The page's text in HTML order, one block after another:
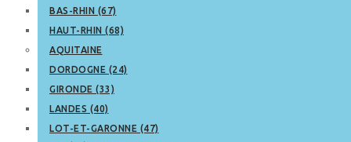
BAS-RHIN (67)
HAUT-RHIN (68)
AQUITAINE
DORDOGNE (24)
GIRONDE (33)
LANDES (40)
LOT-ET-GARONNE (47)